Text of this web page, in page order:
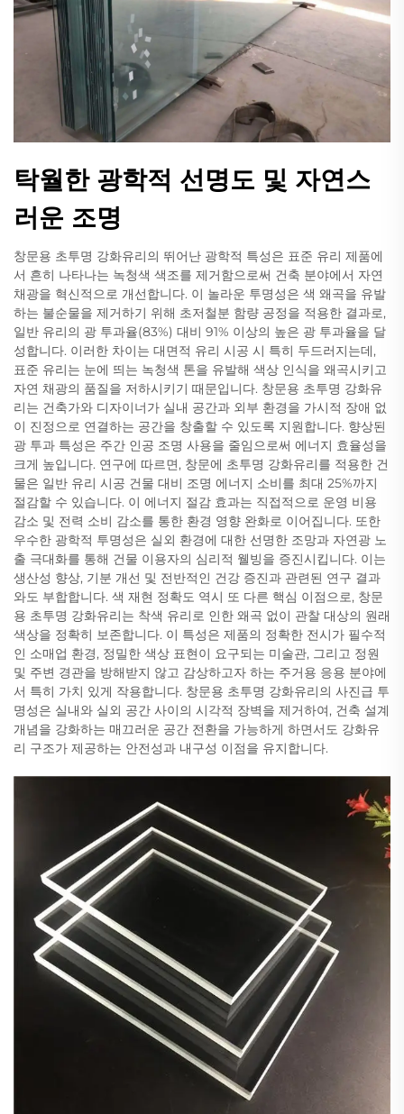
탁월한 광학적 선명도 및 자연스
러운 조명
창문용 초투명 강화유리의 뛰어난 광학적 특성은 표준 유리 제품에
서 흔히 나타나는 녹청색 색조를 제거함으로써 건축 분야에서 자연
채광을 혁신적으로 개선합니다. 이 놀라운 투명성은 색 왜곡을 유발
하는 불순물을 제거하기 위해 초저철분 함량 공정을 적용한 결과로,
일반 유리의 광 투과율(83%) 대비 91% 이상의 높은 광 투과율을 달
성합니다. 이러한 차이는 대면적 유리 시공 시 특히 두드러지는데,
표준 유리는 눈에 띄는 녹청색 톤을 유발해 색상 인식을 왜곡시키고
자연 채광의 품질을 저하시키기 때문입니다. 창문용 초투명 강화유
리는 건축가와 디자이너가 실내 공간과 외부 환경을 가시적 장애 없
이 진정으로 연결하는 공간을 창출할 수 있도록 지원합니다. 향상된
광 투과 특성은 주간 인공 조명 사용을 줄임으로써 에너지 효율성을
크게 높입니다. 연구에 따르면, 창문에 초투명 강화유리를 적용한 건
물은 일반 유리 시공 건물 대비 조명 에너지 소비를 최대 25%까지
절감할 수 있습니다. 이 에너지 절감 효과는 직접적으로 운영 비용
감소 및 전력 소비 감소를 통한 환경 영향 완화로 이어집니다. 또한
우수한 광학적 투명성은 실외 환경에 대한 선명한 조망과 자연광 노
출 극대화를 통해 건물 이용자의 심리적 웰빙을 증진시킵니다. 이는
생산성 향상, 기분 개선 및 전반적인 건강 증진과 관련된 연구 결과
와도 부합합니다. 색 재현 정확도 역시 또 다른 핵심 이점으로, 창문
용 초투명 강화유리는 착색 유리로 인한 왜곡 없이 관찰 대상의 원래
색상을 정확히 보존합니다. 이 특성은 제품의 정확한 전시가 필수적
인 소매업 환경, 정밀한 색상 표현이 요구되는 미술관, 그리고 정원
및 주변 경관을 방해받지 않고 감상하고자 하는 주거용 응용 분야에
서 특히 가치 있게 작용합니다. 창문용 초투명 강화유리의 사진급 투
명성은 실내와 실외 공간 사이의 시각적 장벽을 제거하여, 건축 설계
개념을 강화하는 매끄러운 공간 전환을 가능하게 하면서도 강화유
리 구조가 제공하는 안전성과 내구성 이점을 유지합니다.